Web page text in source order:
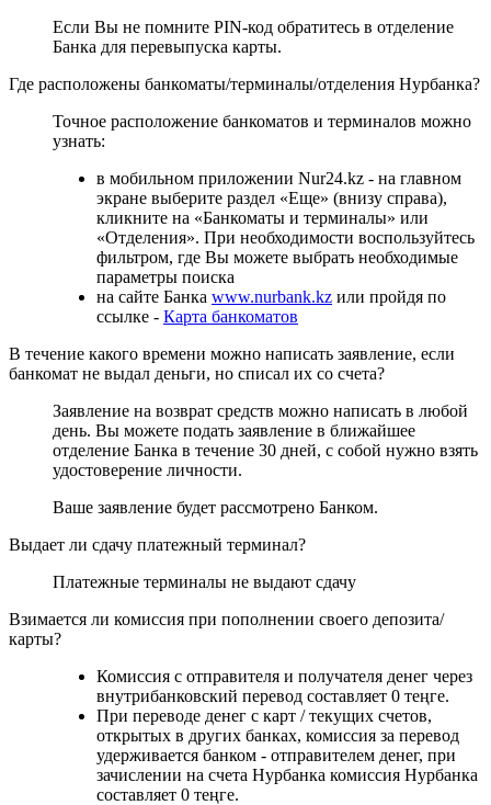
Если Вы не помните PIN-код обратитесь в отделение
Банка для перевыпуска карты.
Где расположены банкоматы/терминалы/отделения Нурбанка?
Точное расположение банкоматов и терминалов можно
узнать:
в мобильном приложении Nur24.kz - на главном
экране выберите раздел «Еще» (внизу справа),
кликните на «Банкоматы и терминалы» или
«Отделения». При необходимости воспользуйтесь
фильтром, где Вы можете выбрать необходимые
параметры поиска
на сайте Банка www.nurbank.kz или пройдя по
ссылке - Карта банкоматов
В течение какого времени можно написать заявление, если
банкомат не выдал деньги, но списал их со счета?
Заявление на возврат средств можно написать в любой
день. Вы можете подать заявление в ближайшее
отделение Банка в течение 30 дней, с собой нужно взять
удостоверение личности.
Ваше заявление будет рассмотрено Банком.
Выдает ли сдачу платежный терминал?
Платежные терминалы не выдают сдачу
Взимается ли комиссия при пополнении своего депозита/
карты?
Комиссия с отправителя и получателя денег через
внутрибанковский перевод составляет 0 теңге.
При переводе денег с карт / текущих счетов,
открытых в других банках, комиссия за перевод
удерживается банком - отправителем денег, при
зачислении на счета Нурбанка комиссия Нурбанка
составляет 0 теңге.